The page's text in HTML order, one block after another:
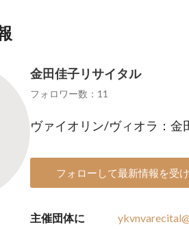
金田佳子リサイタル
フォロワー数：11
ヴァイオリン/ヴィオラ：金
フォローして最新情報を受
主催団体に